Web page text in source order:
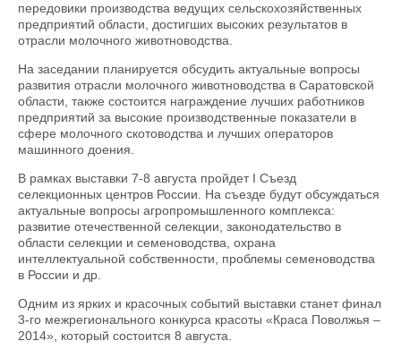
передовики производства ведущих сельскохозяйственных
предприятий области, достигших высоких результатов в
отрасли молочного животноводства.
На заседании планируется обсудить актуальные вопросы
развития отрасли молочного животноводства в Саратовской
области, также состоится награждение лучших работников
предприятий за высокие производственные показатели в
сфере молочного скотоводства и лучших операторов
машинного доения.
В рамках выставки 7-8 августа пройдет I Съезд
селекционных центров России. На съезде будут обсуждаться
актуальные вопросы агропромышленного комплекса:
развитие отечественной селекции, законодательство в
области селекции и семеноводства, охрана
интеллектуальной собственности, проблемы семеноводства
в России и др.
Одним из ярких и красочных событий выставки станет финал
3-го межрегионального конкурса красоты «Краса Поволжья –
2014», который состоится 8 августа.